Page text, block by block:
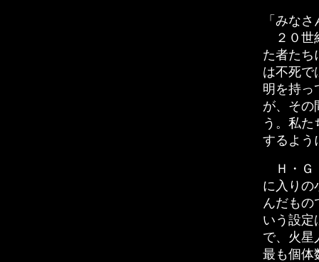
「みな
２０世
た者たち
は不死で
明を持っ
が、その
う。私
するよう
Ｈ・Ｇ
に入りの
んだもの
いう設定
で、火星
最も個体